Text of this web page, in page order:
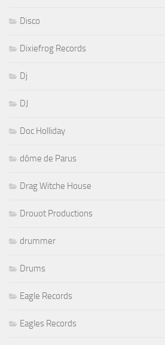
Disco
Dixiefrog Records
Dj
DJ
Doc Holliday
dôme de Parus
Drag Witche House
Drouot Productions
drummer
Drums
Eagle Records
Eagles Records